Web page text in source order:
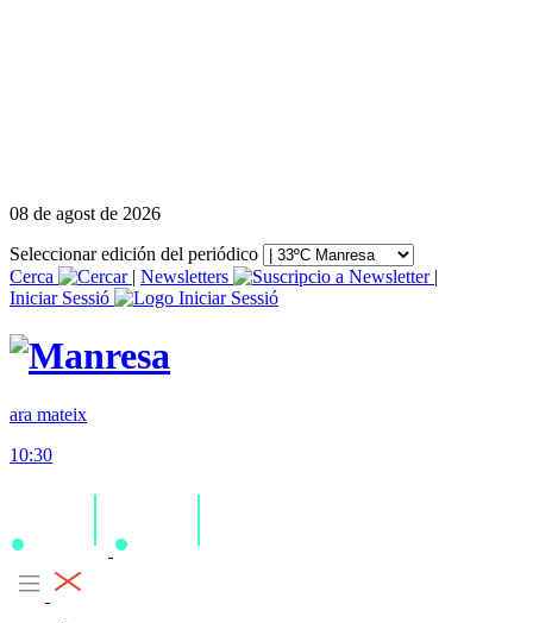
08 de agost de 2026
Seleccionar edición del periódico
Cerca
| Newsletters
|
Iniciar Sessió
ara mateix
10:30